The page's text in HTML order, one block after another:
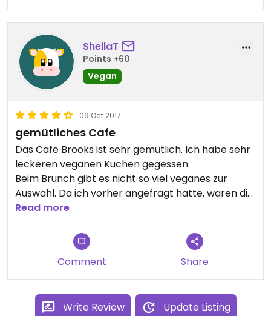
SheilaT
Points +60
Vegan
09 Oct 2017
gemütliches Cafe
Das Cafe Brooks ist sehr gemütlich. Ich habe sehr
leckeren veganen Kuchen gegessen.
Beim Brunch gibt es nicht so viel veganes zur
Auswahl. Da ich vorher angefragt hatte, waren die
Mitarbeiterinnen aber sehr bemüht und ich habe
ein extra Rühr-Tofu bekommen. Alles war sehr
Read more
Comment Share
Write Review Update Listing